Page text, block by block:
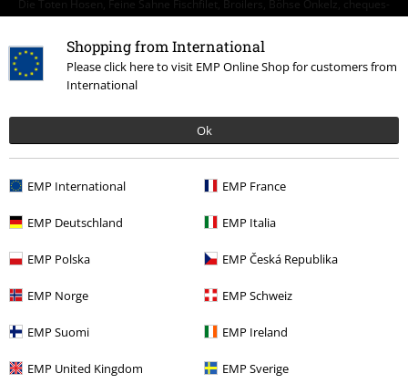
Shopping from International
Please click here to visit EMP Online Shop for customers from
International
Ok
EMP International EMP France
EMP Deutschland EMP Italia
EMP Polska EMP Česká Republika
EMP Norge EMP Schweiz
EMP Suomi EMP Ireland
EMP United Kingdom EMP Sverige
Die Toten Hosen, Feine Sahne Fischfilet, Broilers, Böhse Onkelz, cheques-
regalo y artículos que incluyen una donación están excluidos de la
promoción.
Nuestro servicio de atención al cliente está a tu
disposición
Nuestro servicio de atención al cliente estará hoy disponible de 09:00
Servicio Atención al Cliente